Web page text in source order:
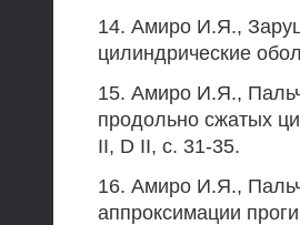
14. Амиро И.Я.,
цилиндрические
15. Амиро И.Я.,
продольно сжатых
II, D II, с. 31-35.
16. Амиро И.Я.,
аппроксимации